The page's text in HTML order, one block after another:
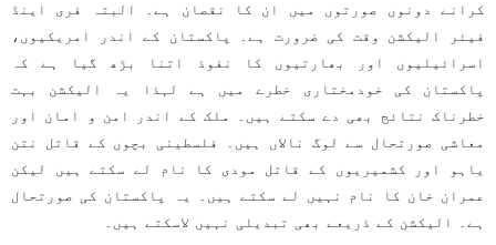
کرانے دونوں صورتوں میں ان کا نقصان ہے۔ البتہ فری اینڈ
فیئر الیکشن وقت کی ضرورت ہے۔ پاکستان کے اندر امریکیوں،
اسرائیلیوں اور بھارتیوں کا نفوذ اتنا بڑھ گیا ہے کہ
پاکستان کی خودمختاری خطرے میں ہے لہذا یہ الیکشن بہت
خطرناک نتائج بھی دے سکتے ہیں۔ ملک کے اندر امن و امان اور
معاشی صورتحال سے لوگ نالاں ہیں۔ فلسطینی بچوں کے قاتل نتن
یاہو اور کشمیریوں کے قاتل مودی کا نام لے سکتے ہیں لیکن
عمران خان کا نام نہیں لے سکتے ہیں۔ یہ پاکستان کی صورتحال
ہے۔ الیکشن کے ذریعے بھی تبدیلی نہیں لاسکتے ہیں۔